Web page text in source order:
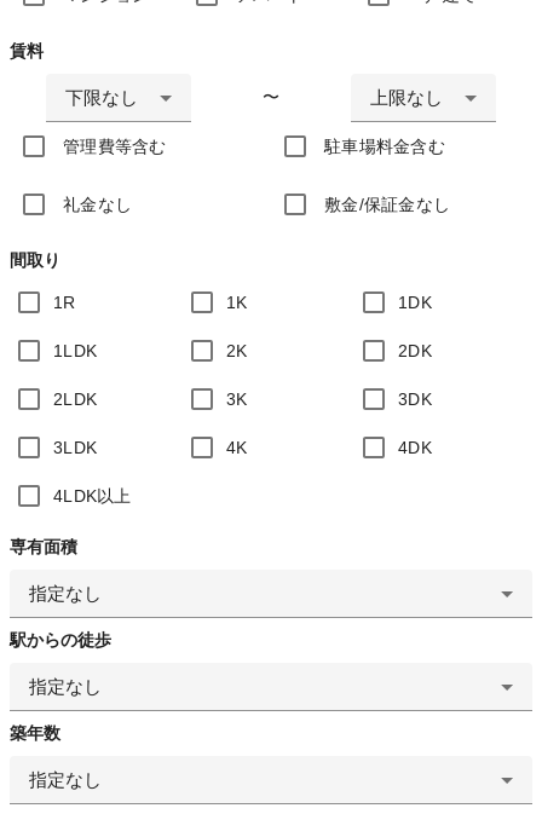
賃料
下限なし 〜 上限なし
管理費等含む 駐車場料金含む
礼金なし 敷金/保証金なし
間取り
1R 1K 1DK
1LDK 2K 2DK
2LDK 3K 3DK
3LDK 4K 4DK
4LDK以上
専有面積
指定なし
駅からの徒歩
指定なし
築年数
指定なし